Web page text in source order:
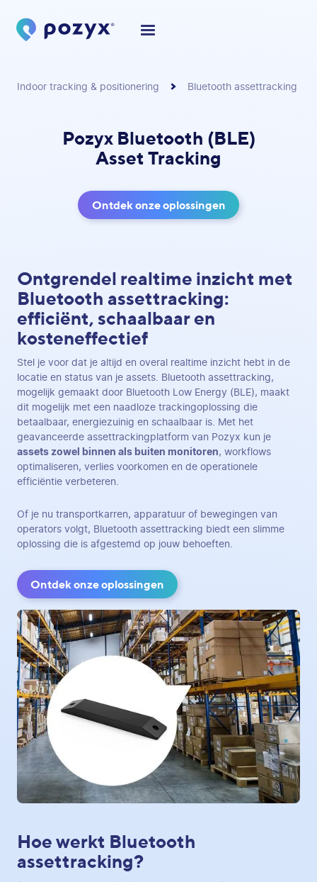
Indoor tracking & positionering Bluetooth assettracking
Pozyx Bluetooth (BLE)
Asset Tracking
Ontdek onze oplossingen
Ontgrendel realtime inzicht met
Bluetooth assettracking:
efficiënt, schaalbaar en
kosteneffectief
Stel je voor dat je altijd en overal realtime inzicht hebt in de
locatie en status van je assets. Bluetooth assettracking,
mogelijk gemaakt door Bluetooth Low Energy (BLE), maakt
dit mogelijk met een naadloze trackingoplossing die
betaalbaar, energiezuinig en schaalbaar is. Met het
geavanceerde assettrackingplatform van Pozyx kun je
assets zowel binnen als buiten monitoren, workflows
optimaliseren, verlies voorkomen en de operationele
efficiëntie verbeteren.
Of je nu transportkarren, apparatuur of bewegingen van
operators volgt, Bluetooth assettracking biedt een slimme
oplossing die is afgestemd op jouw behoeften.
Ontdek onze oplossingen
Hoe werkt Bluetooth
assettracking?